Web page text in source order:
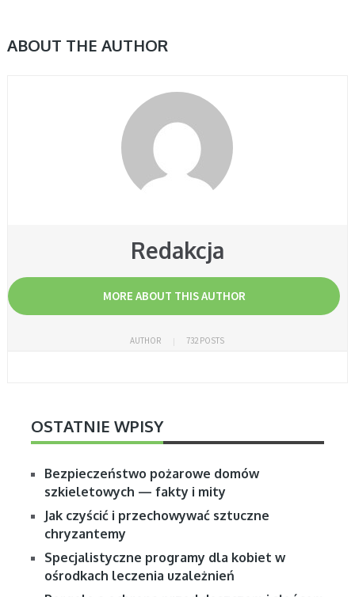
ABOUT THE AUTHOR
Redakcja
MORE ABOUT THIS AUTHOR
AUTHOR 732 POSTS
OSTATNIE WPISY
Bezpieczeństwo pożarowe domów
szkieletowych — fakty i mity
Jak czyścić i przechowywać sztuczne
chryzantemy
Specjalistyczne programy dla kobiet w
ośrodkach leczenia uzależnień